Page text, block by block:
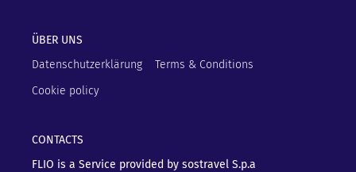
ÜBER UNS
Datenschutzerklärung
Terms & Conditions
Cookie policy
CONTACTS
FLIO is a Service provided by sostravel S.p.a